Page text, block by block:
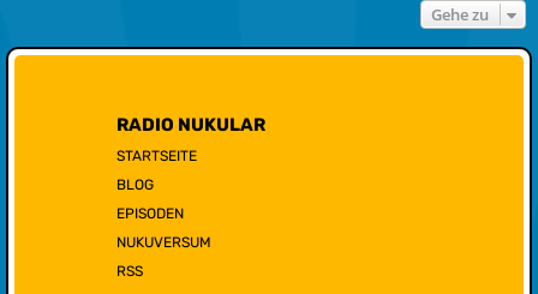
Gehe zu
RADIO NUKULAR
STARTSEITE
BLOG
EPISODEN
NUKUVERSUM
RSS